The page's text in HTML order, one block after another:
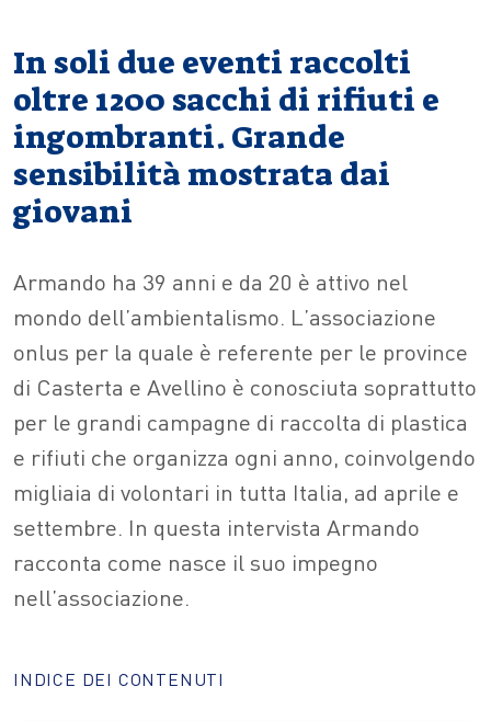
In soli due eventi raccolti
oltre 1200 sacchi di rifiuti e
ingombranti. Grande
sensibilità mostrata dai
giovani
Armando ha 39 anni e da 20 è attivo nel
mondo dell’ambientalismo. L’associazione
onlus per la quale è referente per le province
di Casterta e Avellino è conosciuta soprattutto
per le grandi campagne di raccolta di plastica
e rifiuti che organizza ogni anno, coinvolgendo
migliaia di volontari in tutta Italia, ad aprile e
settembre. In questa intervista Armando
racconta come nasce il suo impegno
nell’associazione.
INDICE DEI CONTENUTI